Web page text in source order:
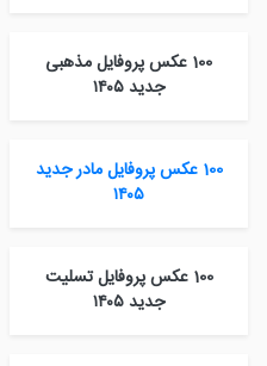
100 عکس پروفایل مذهبی
جدید ۱۴۰۵
100 عکس پروفایل مادر جدید
۱۴۰۵
100 عکس پروفایل تسلیت
جدید ۱۴۰۵